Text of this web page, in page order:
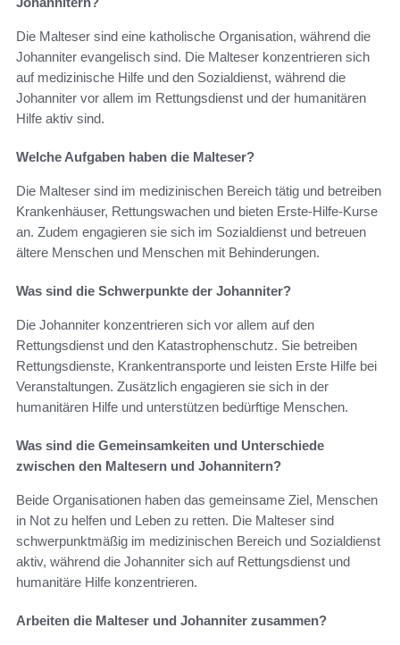
Die Malteser sind eine katholische Organisation, während die
Johanniter evangelisch sind. Die Malteser konzentrieren sich
auf medizinische Hilfe und den Sozialdienst, während die
Johanniter vor allem im Rettungsdienst und der humanitären
Hilfe aktiv sind.
Welche Aufgaben haben die Malteser?
Die Malteser sind im medizinischen Bereich tätig und betreiben
Krankenhäuser, Rettungswachen und bieten Erste-Hilfe-Kurse
an. Zudem engagieren sie sich im Sozialdienst und betreuen
ältere Menschen und Menschen mit Behinderungen.
Was sind die Schwerpunkte der Johanniter?
Die Johanniter konzentrieren sich vor allem auf den
Rettungsdienst und den Katastrophenschutz. Sie betreiben
Rettungsdienste, Krankentransporte und leisten Erste Hilfe bei
Veranstaltungen. Zusätzlich engagieren sie sich in der
humanitären Hilfe und unterstützen bedürftige Menschen.
Was sind die Gemeinsamkeiten und Unterschiede
zwischen den Maltesern und Johannitern?
Beide Organisationen haben das gemeinsame Ziel, Menschen
in Not zu helfen und Leben zu retten. Die Malteser sind
schwerpunktmäßig im medizinischen Bereich und Sozialdienst
aktiv, während die Johanniter sich auf Rettungsdienst und
humanitäre Hilfe konzentrieren.
Arbeiten die Malteser und Johanniter zusammen?